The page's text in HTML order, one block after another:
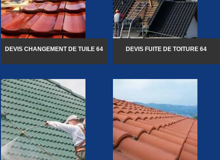
DEVIS CHANGEMENT DE TUILE 64 DEVIS FUITE DE TOITURE 64